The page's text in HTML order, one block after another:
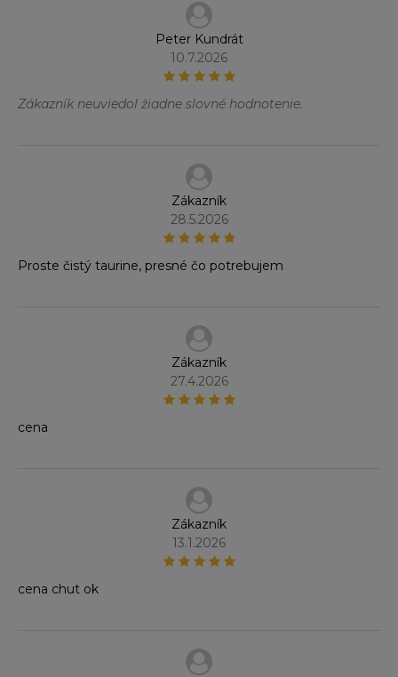
Peter Kundrát
10.7.2026
Zákazník neuviedol žiadne slovné hodnotenie.
Zákazník
28.5.2026
Proste čistý taurine, presné čo potrebujem
Zákazník
27.4.2026
cena
Zákazník
13.1.2026
cena chut ok